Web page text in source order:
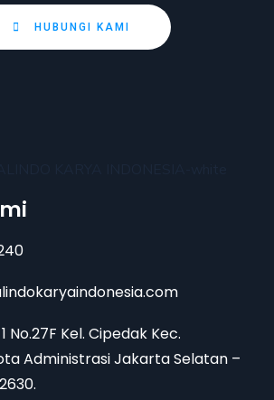
HUBUNGI KAMI
No.27F Kel. Cipedak Kec.
Administrasi Jakarta Selatan –